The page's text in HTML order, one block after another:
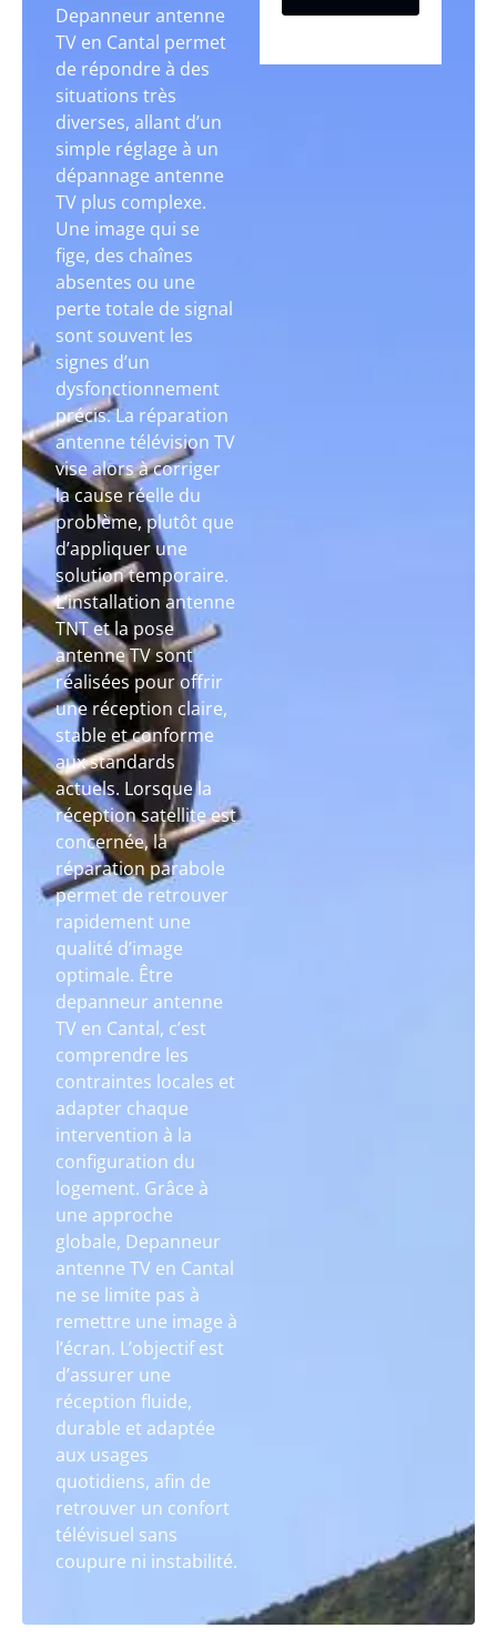
Depanneur antenne
TV en Cantal permet
de répondre à des
situations très
diverses, allant d’un
simple réglage à un
dépannage antenne
TV plus complexe.
Une image qui se
fige, des chaînes
absentes ou une
perte totale de signal
sont souvent les
signes d’un
dysfonctionnement
précis. La réparation
antenne télévision TV
vise alors à corriger
la cause réelle du
problème, plutôt que
d’appliquer une
solution temporaire.
L’installation antenne
TNT et la pose
antenne TV sont
réalisées pour offrir
une réception claire,
stable et conforme
aux standards
actuels. Lorsque la
réception satellite est
concernée, la
réparation parabole
permet de retrouver
rapidement une
qualité d’image
optimale. Être
depanneur antenne
TV en Cantal, c’est
comprendre les
contraintes locales et
adapter chaque
intervention à la
configuration du
logement. Grâce à
une approche
globale, Depanneur
antenne TV en Cantal
ne se limite pas à
remettre une image à
l’écran. L’objectif est
d’assurer une
réception fluide,
durable et adaptée
aux usages
quotidiens, afin de
retrouver un confort
télévisuel sans
coupure ni instabilité.